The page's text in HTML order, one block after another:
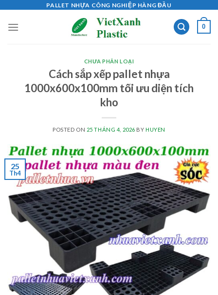
content
PALLET NHỰA CÔNG NGHIỆP HÀNG ĐẦU
0
CHƯA PHÂN LOẠI
Cách sắp xếp pallet nhựa
1000x600x100mm tối ưu diện tích
kho
POSTED ON 25 THÁNG 4, 2026 BY HUYEN
25
Th4